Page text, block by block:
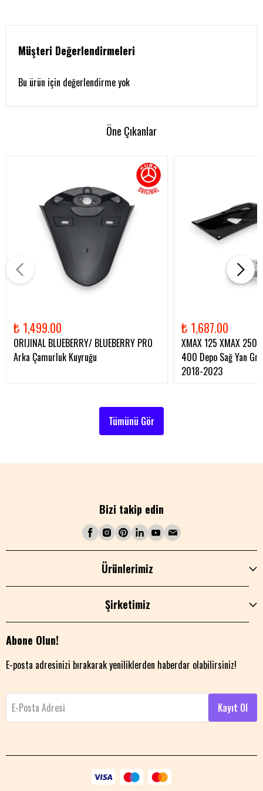
Müşteri Değerlendirmeleri
Bu ürün için değerlendirme yok
Öne Çıkanlar
₺ 1,499.00
ORIJINAL BLUEBERRY/ BLUEBERRY PRO
Arka Çamurluk Kuyruğu
₺ 1,687.00
XMAX 125 XMAX 250
400 Depo Sağ Yan
2018-2023
Tümünü Gör
Bizi takip edin
Ürünlerimiz
Şirketimiz
Abone Olun!
E-posta adresinizi bırakarak yeniliklerden haberdar olabilirsiniz!
E-Posta Adresi Kayıt Ol